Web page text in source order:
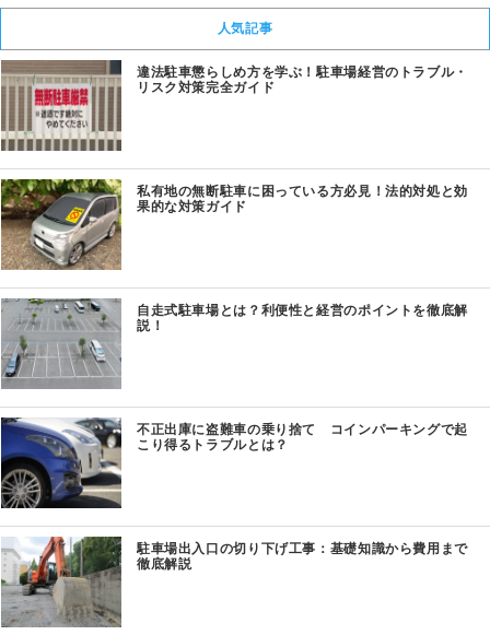
人気記事
違法駐車懲らしめ方を学ぶ！駐車場経営のトラブル・
リスク対策完全ガイド
私有地の無断駐車に困っている方必見！法的対処と効
果的な対策ガイド
自走式駐車場とは？利便性と経営のポイントを徹底解
説！
不正出庫に盗難車の乗り捨て コインパーキングで起
こり得るトラブルとは？
駐車場出入口の切り下げ工事：基礎知識から費用まで
徹底解説